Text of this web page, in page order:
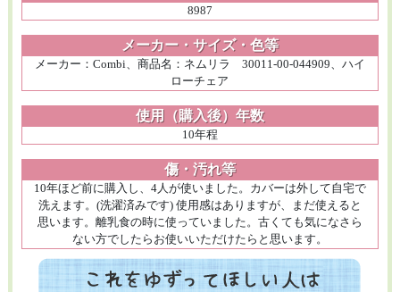
8987
メーカー・サイズ・色等
メーカー：Combi、商品名：ネムリラ 30011-00-044909、ハイ
ローチェア
使用（購入後）年数
10年程
傷・汚れ等
10年ほど前に購入し、4人が使いました。カバーは外して自宅で
洗えます。(洗濯済みです) 使用感はありますが、まだ使えると
思います。離乳食の時に使っていました。古くても気になさら
ない方でしたらお使いいただけたらと思います。